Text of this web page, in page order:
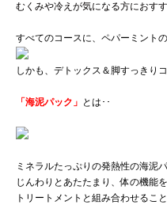
むくみや冷えが気になる方におす
すべてのコースに、ペパーミント
しかも、デトックス＆脚すっきりコ
「海泥パック」 とは･･
ミネラルたっぷりの発熱性
じんわりとあたたまり、体の機能
トリートメントと組み合わせるこ